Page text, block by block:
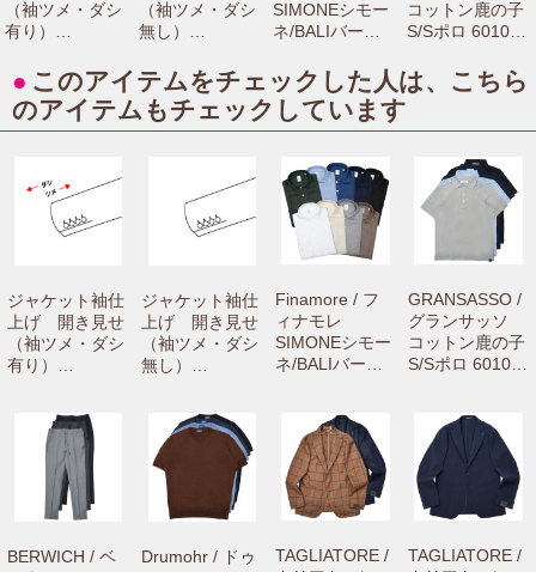
（袖ツメ・ダシ
有り）
ミシモ）online
shopで商品をお
買上げの方専用
（袖ツメ・ダシ
無し）
ミシモ）online
shopで商品をお
買上げの方専用
SIMONEシモー
ネ/BALIバーリ
ェイワイドカラ
ーシャツ C0650
71061001012
コットン鹿の子
S/Sポロ 60103/
0003
● このアイテムをチェックした人は、こちら
のアイテムもチェックしています
ジャケット袖仕
上げ 開き見せ
（袖ツメ・ダシ
有り）
line shopで商品
をお買上げの方
専用のお修理メ
ニューです。】
ジャケット袖仕
上げ 開き見せ
（袖ツメ・ダシ
無し）
line shopで商品
をお買上げの方
専用のお修理メ
ニューです。】
Finamore / フ
ィナモレ
SIMONEシモー
ネ/BALIバーリ
ーシャツ C065
0 71061001012
GRANSASSO /
グランサッソ
コットン鹿の子
S/Sポロ 60103/
BERWICH / ベ
Drumohr / ドゥ
TAGLIATORE /
TAGLIATORE /